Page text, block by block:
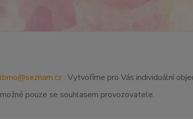
. Vytvoříme pro Vás individuální
pouze se souhlasem provozovatele.